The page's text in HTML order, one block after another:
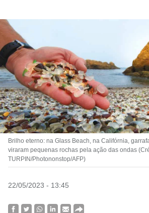
Brilho eterno: na Glass Beach, na Califórnia,
viraram pequenas rochas pela ação das ondas
TURPIN/Photononstop/AFP)
22/05/2023 - 13:45